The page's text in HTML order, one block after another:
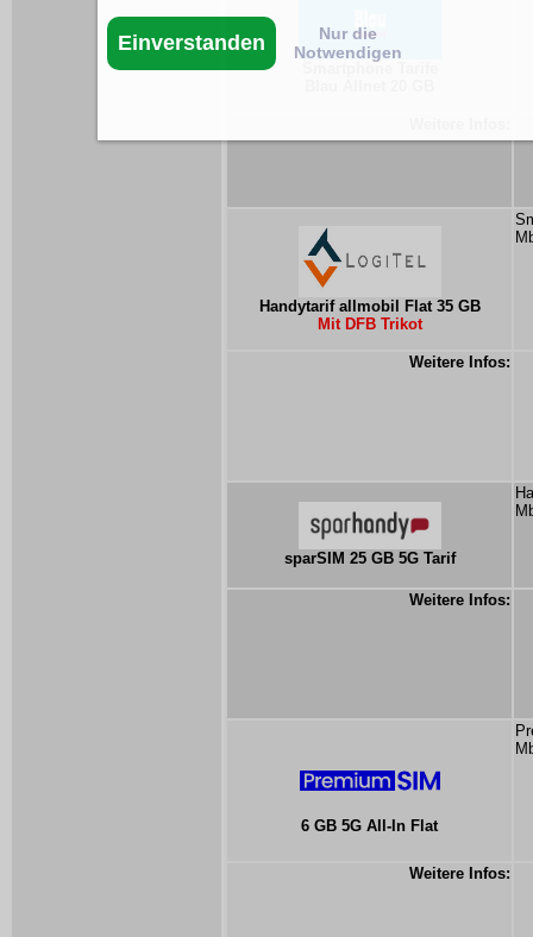
Handytarif allmobil Flat 35 GB
Mit DFB Trikot
Weitere Infos:
sparSIM 25 GB 5G Tarif
Weitere Infos:
6 GB 5G All-In Flat
Weitere Infos:
Einverstanden
Nur die
Notwendigen